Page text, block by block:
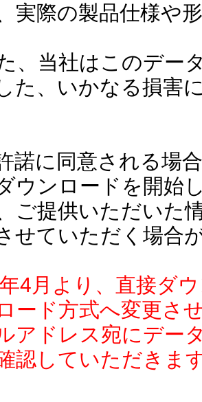
実際の製品仕様や
、当社はこのデー
た、いかなる損害
諾に同意される場
ウンロードを開始
ご提供いただいた
せていただく場合
4月より、直接ダ
ード方式へ変更さ
アドレス宛にデー
認していただきま